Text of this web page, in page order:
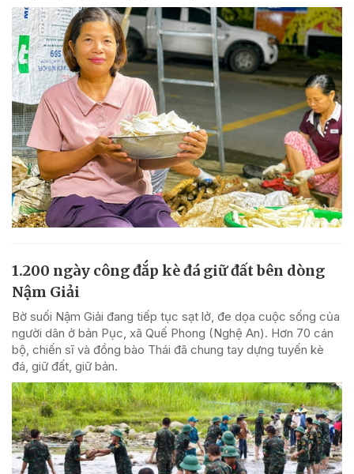
1.200 ngày công đắp kè đá giữ đất bên dòng
Nậm Giải
Bờ suối Nậm Giải đang tiếp tục sạt lở, đe dọa cuộc sống của
người dân ở bản Pục, xã Quế Phong (Nghệ An). Hơn 70 cán
bộ, chiến sĩ và đồng bào Thái đã chung tay dựng tuyến kè
đá, giữ đất, giữ bản.